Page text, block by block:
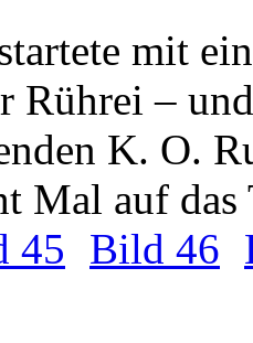
mit
Rührei –
K. O.
Mal auf das
45 Bild 46